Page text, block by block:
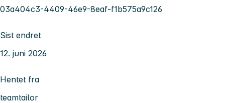
03a404c3-4409-46e9-8eaf-f1b575a9c126
Sist endret
12. juni 2026
Hentet fra
teamtailor